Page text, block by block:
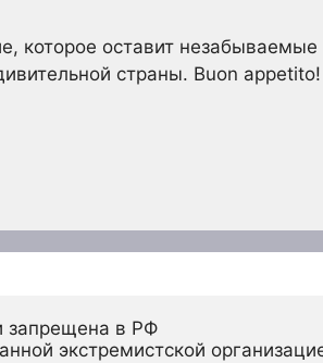
которое оставит незабываемые
страны. Buon appetito!
запрещена в РФ
экстремистской